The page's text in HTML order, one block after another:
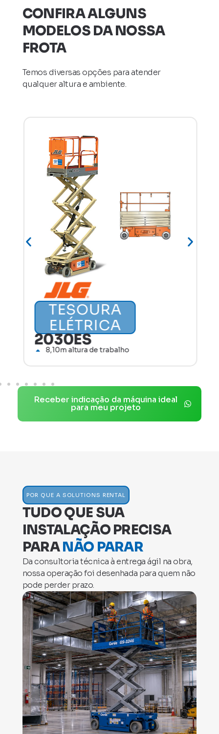
CONFIRA ALGUNS
MODELOS DA NOSSA
FROTA
Temos diversas opções para atender
qualquer altura e ambiente.
TESOURA
ELÉTRICA
2030ES
8,10m altura de trabalho
Receber indicação da máquina ideal
para meu projeto
POR QUE A SOLUTIONS RENTAL
TUDO QUE SUA
INSTALAÇÃO PRECISA
PARANÃO PARAR
Da consultoria técnica à entrega ágil na obra,
nossa operação foi desenhada para quem não
pode perder prazo.